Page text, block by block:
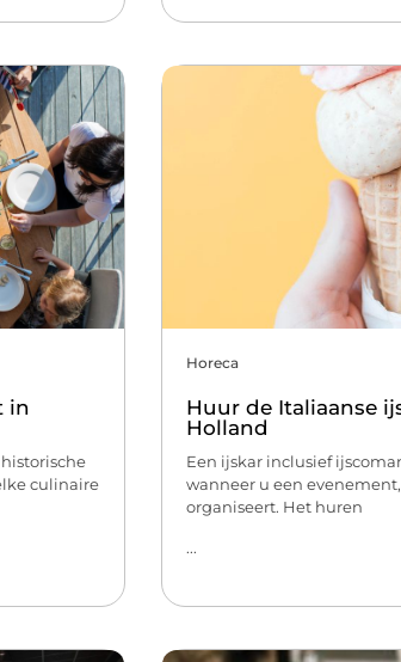
in
culinaire
Horeca
Huur de Italiaanse
Holland
Een ijskar inclusief
wanneer u een
organiseert. Het huren
...